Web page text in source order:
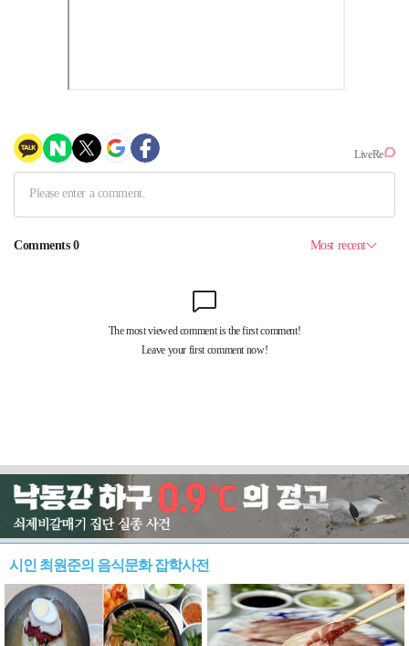
시인 최원준의 음식문화 잡학사전